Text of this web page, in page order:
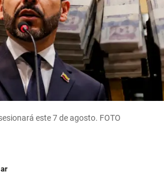
este 7 de agosto. FOTO